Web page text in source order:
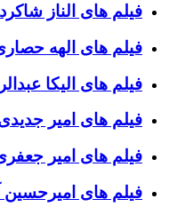
فیلم های الناز
فیلم های الهه
فیلم های الیکا
فیلم های امیر
فیلم های امیر
فیلم های امیرحسین